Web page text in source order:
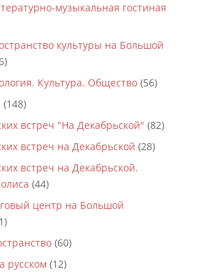
музыкальная гостиная
культуры на Большой
Культура. Общество(56)
(148)
встреч "На Декабрьской" (82)
встреч на Декабрьской (28)
встреч на Декабрьской.
(44)
центр на Большой
(60)
русском (12)